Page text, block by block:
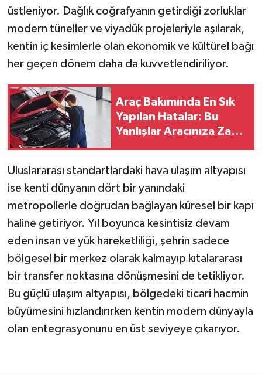
üstleniyor. Dağlık coğrafyanın getirdiği zorluklar
modern tüneller ve viyadük projeleriyle aşılarak,
kentin iç kesimlerle olan ekonomik ve kültürel bağı
her geçen dönem daha da kuvvetlendiriliyor.
Araç Bakımında En Sık
Yapılan Hatalar: Bu
Yanlışlar Aracınıza Zarar
Uluslararası standartlardaki hava ulaşım altyapısı
ise kenti dünyanın dört bir yanındaki
metropollerle doğrudan bağlayan küresel bir kapı
haline getiriyor. Yıl boyunca kesintisiz devam
eden insan ve yük hareketliliği, şehrin sadece
bölgesel bir merkez olarak kalmayıp kıtalararası
bir transfer noktasına dönüşmesini de tetikliyor.
Bu güçlü ulaşım altyapısı, bölgedeki ticari hacmin
büyümesini hızlandırırken kentin modern dünyayla
olan entegrasyonunu en üst seviyeye çıkarıyor.